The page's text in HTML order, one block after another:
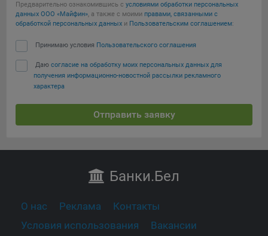
Предварительно ознакомившись с условиями обработки персональных
данных ООО «Майфин», а также с моими правами, связанными с
обработкой персональных данных и Пользовательским соглашением:
Принимаю условия Пользовательского соглашения
Даю согласие на обработку моих персональных данных для
получения информационно-новостной рассылки рекламного
характера
Отправить заявку
Банки.Бел
О нас Реклама
Контакты
Условия использования
Вакансии